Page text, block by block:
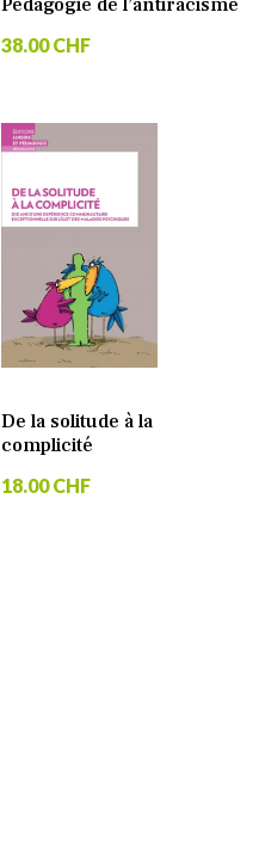
Pédagogie de l’antiracisme
38.00 CHF
De la solitude à la
complicité
18.00 CHF